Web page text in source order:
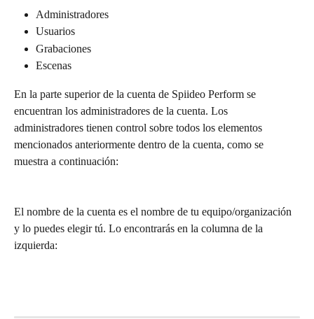
Administradores
Usuarios
Grabaciones
Escenas
En la parte superior de la cuenta de Spiideo Perform se
encuentran los administradores de la cuenta. Los
administradores tienen control sobre todos los elementos
mencionados anteriormente dentro de la cuenta, como se
muestra a continuación:
El nombre de la cuenta es el nombre de tu equipo/organización
y lo puedes elegir tú. Lo encontrarás en la columna de la
izquierda: